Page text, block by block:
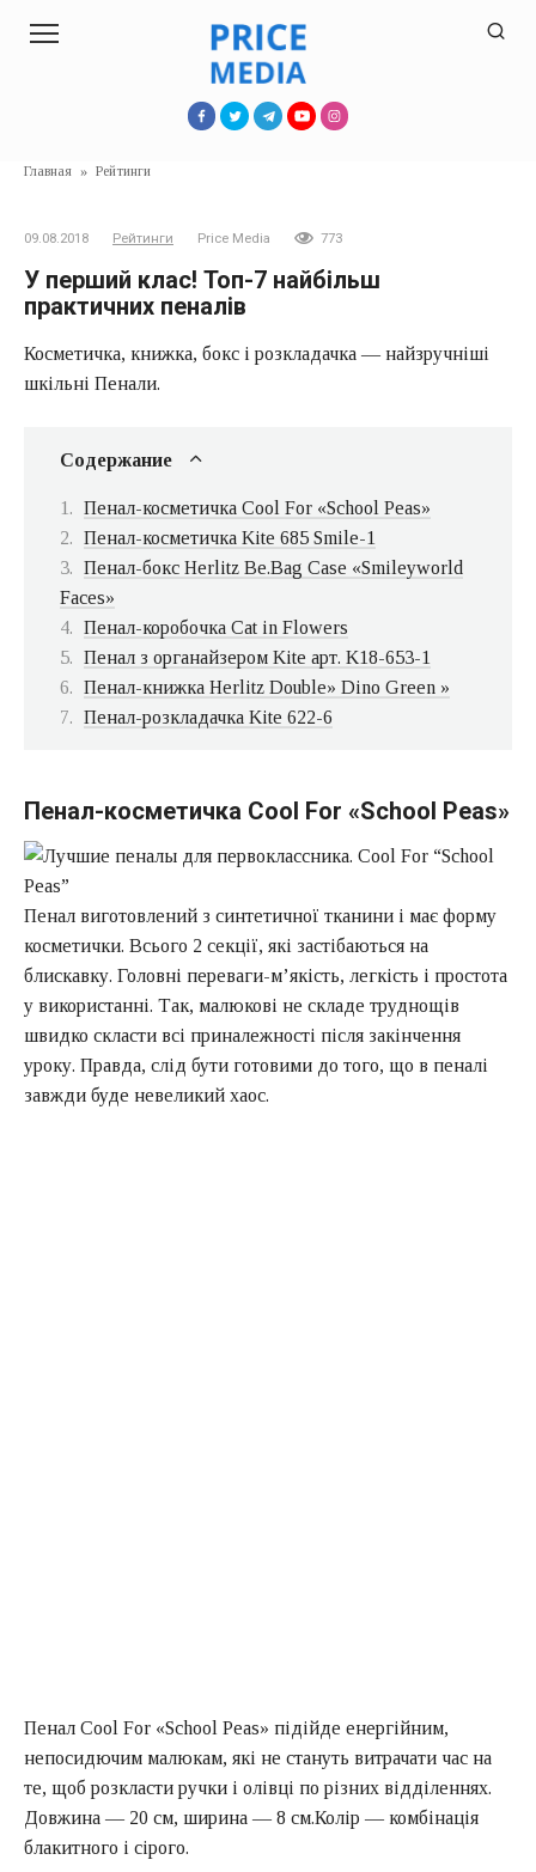
Главная » Рейтинги
09.08.2018 Рейтинги Price Media 773
У перший клас! Топ-7 найбільш
практичних пеналів
Косметичка, книжка, бокс і розкладачка — найзручніші
шкільні Пенали.
Содержание
Пенал-косметичка Cool For «School Peas»
Пенал-косметичка Kite 685 Smile-1
Пенал-бокс Herlitz Be.Bag Case «Smileyworld
Faces»
Пенал-коробочка Cat in Flowers
Пенал з органайзером Kite арт. K18-653-1
Пенал-книжка Herlitz Double» Dino Green »
Пенал-розкладачка Kite 622-6
Пенал-косметичка Cool For «School Peas»
Пенал виготовлений з синтетичної тканини і має форму
косметички. Всього 2 секції, які застібаються на
блискавку. Головні переваги-м’якість, легкість і простота
у використанні. Так, малюкові не складе труднощів
швидко скласти всі приналежності після закінчення
уроку. Правда, слід бути готовими до того, що в пеналі
завжди буде невеликий хаос.
Пенал Cool For «School Peas» підійде енергійним,
непосидючим малюкам, які не стануть витрачати час на
те, щоб розкласти ручки і олівці по різних відділеннях.
Довжина — 20 см, ширина — 8 см.Колір — комбінація
блакитного і сірого.